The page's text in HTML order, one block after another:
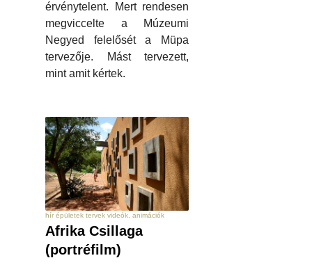
érvénytelent. Mert rendesen
megviccelte a Múzeumi
Negyed felelősét a Müpa
tervezője. Mást tervezett,
mint amit kértek.
hír épületek tervek videók, animációk
Afrika Csillaga
(portréfilm)